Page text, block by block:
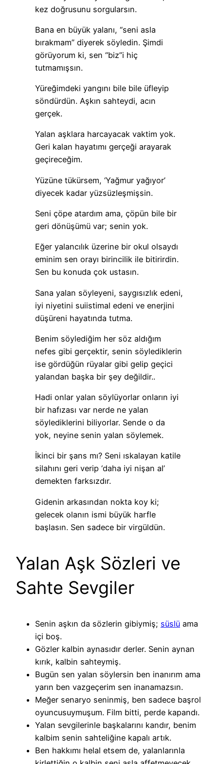
kez doğrusunu sorgularsın.
Bana en büyük yalanı, “seni asla
bırakmam” diyerek söyledin. Şimdi
görüyorum ki, sen “biz”i hiç
tutmamışsın.
Yüreğimdeki yangını bile bile üfleyip
söndürdün. Aşkın sahteydi, acın
gerçek.
Yalan aşklara harcayacak vaktim yok.
Geri kalan hayatımı gerçeği arayarak
geçireceğim.
Yüzüne tükürsem, ‘Yağmur yağıyor’
diyecek kadar yüzsüzleşmişsin.
Seni çöpe atardım ama, çöpün bile bir
geri dönüşümü var; senin yok.
Eğer yalancılık üzerine bir okul olsaydı
eminim sen orayı birincilik ile bitirirdin.
Sen bu konuda çok ustasın.
Sana yalan söyleyeni, saygısızlık edeni,
iyi niyetini suiistimal edeni ve enerjini
düşüreni hayatında tutma.
Benim söylediğim her söz aldığım
nefes gibi gerçektir, senin söylediklerin
ise gördüğün rüyalar gibi gelip geçici
yalandan başka bir şey değildir..
Hadi onlar yalan söylüyorlar onların iyi
bir hafızası var nerde ne yalan
söylediklerini biliyorlar. Sende o da
yok, neyine senin yalan söylemek.
İkinci bir şans mı? Seni ıskalayan katile
silahını geri verip ‘daha iyi nişan al’
demekten farksızdır.
Gidenin arkasından nokta koy ki;
gelecek olanın ismi büyük harfle
başlasın. Sen sadece bir virgüldün.
Yalan Aşk Sözleri ve
Sahte Sevgiler
Senin aşkın da sözlerin gibiymiş; süslü ama
içi boş.
Gözler kalbin aynasıdır derler. Senin aynan
kırık, kalbin sahteymiş.
Bugün sen yalan söylersin ben inanırım ama
yarın ben vazgeçerim sen inanamazsın.
Meğer senaryo seninmiş, ben sadece başrol
oyuncusuymuşum. Film bitti, perde kapandı.
Yalan sevgilerinle başkalarını kandır, benim
kalbim senin sahteliğine kapalı artık.
Ben hakkımı helal etsem de, yalanlarınla